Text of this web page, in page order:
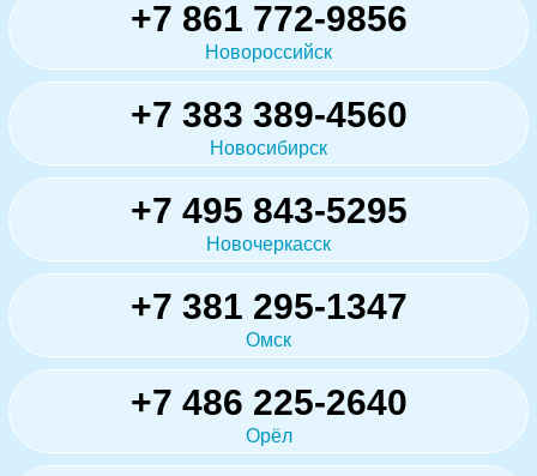
+7 861 772-9856
Новороссийск
+7 383 389-4560
Новосибирск
+7 495 843-5295
Новочеркасск
+7 381 295-1347
Омск
+7 486 225-2640
Орёл